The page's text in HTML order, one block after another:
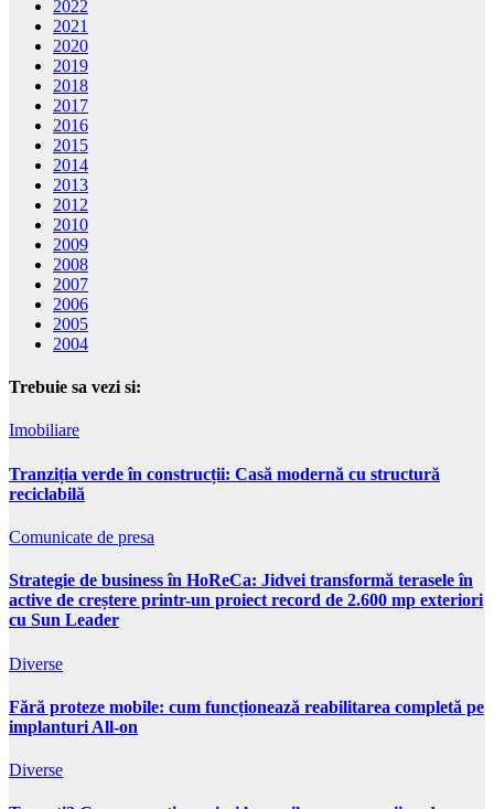
2022
2021
2020
2019
2018
2017
2016
2015
2014
2013
2012
2010
2009
2008
2007
2006
2005
2004
Trebuie sa vezi si:
Imobiliare
Tranziția verde în construcții: Casă modernă cu structură
reciclabilă
Comunicate de presa
Strategie de business în HoReCa: Jidvei transformă terasele în
active de creștere printr-un proiect record de 2.600 mp exteriori
cu Sun Leader
Diverse
Fără proteze mobile: cum funcționează reabilitarea completă pe
implanturi All-on
Diverse